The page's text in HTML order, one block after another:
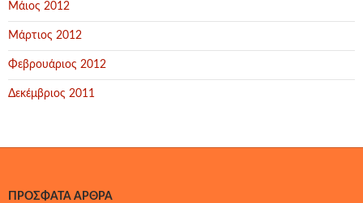
Μάιος 2012
Μάρτιος 2012
Φεβρουάριος 2012
Δεκέμβριος 2011
ΠΡΌΣΦΑΤΑ ΆΡΘΡΑ